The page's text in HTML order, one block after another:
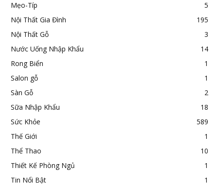
Mẹo-Típ
5
Nội Thất Gia Đình
195
Nội Thất Gỗ
3
Nước Uống Nhập Khẩu
14
Rong Biển
1
Salon gỗ
1
Sàn Gỗ
2
Sữa Nhập Khẩu
18
Sức Khỏe
589
Thế Giới
1
Thể Thao
10
Thiết Kế Phòng Ngủ
1
Tin Nổi Bật
1